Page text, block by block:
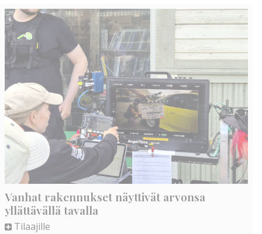
Vanhat rakennukset näyttivät arvonsa
yllättävällä tavalla
Tilaajille